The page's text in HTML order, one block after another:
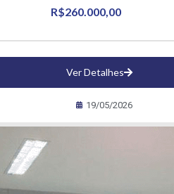
R$260.000,00
Ver Detalhes
19/05/2026